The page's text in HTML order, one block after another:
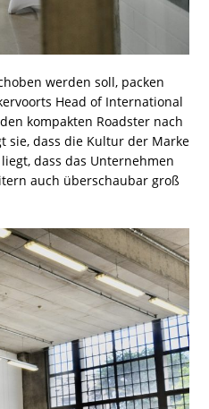
werden soll, packen
Head of International
kompakten Roadster nach
sie, dass die Kultur der Marke
dass das Unternehmen
auch überschaubar groß